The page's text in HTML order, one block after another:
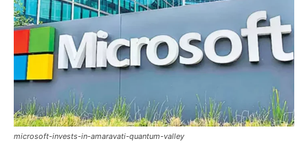
microsoft-invests-in-amaravati-quantum-valley